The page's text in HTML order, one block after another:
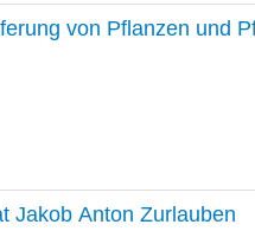
von Pflanzen und
Jakob Anton Zurlauben